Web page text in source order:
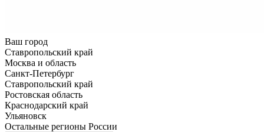
Ваш город
Ставропольский край
Москва и область
Санкт-Петербург
Ставропольский край
Ростовская область
Краснодарский край
Ульяновск
Остальные регионы России